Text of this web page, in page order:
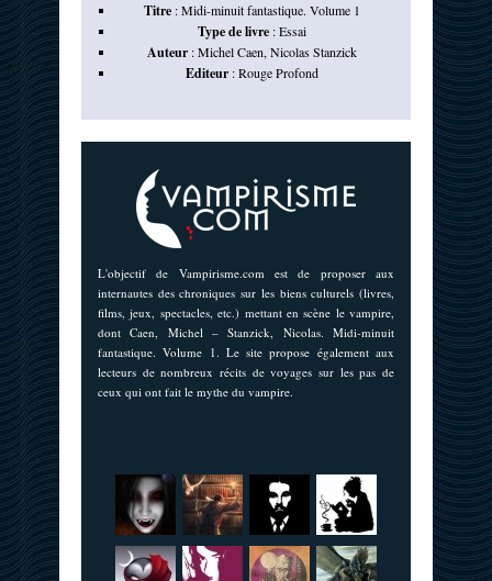
Titre:Midi-minuit fantastique. Volume 1
Type de livre:Essai
Auteur:Michel Caen, Nicolas Stanzick
Editeur:Rouge Profond
L'objectif de Vampirisme.com est de proposer aux
internautes des chroniques sur les biens culturels (livres,
films, jeux, spectacles, etc.) mettant en scène le vampire,
dont Caen, Michel – Stanzick, Nicolas. Midi-minuit
fantastique. Volume 1. Le site propose également aux
lecteurs de nombreux récits de voyages sur les pas de
ceux qui ont fait le mythe du vampire.